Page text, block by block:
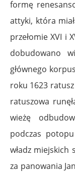
formę
attyki, która
przełomie XVI i
dobudowano
głównego
roku 1623 ratusz
ratuszowa
wieżę
podczas
władz
za panowania